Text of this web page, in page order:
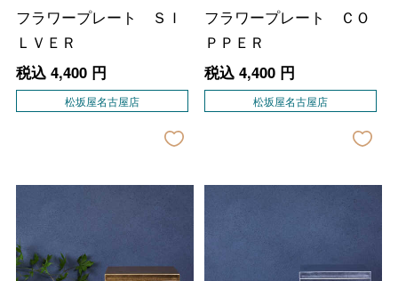
フラワープレート ＳＩ
ＬＶＥＲ
税込 4,400円
松坂屋名古屋店
フラワープレート ＣＯ
ＰＰＥＲ
税込 4,400円
松坂屋名古屋店